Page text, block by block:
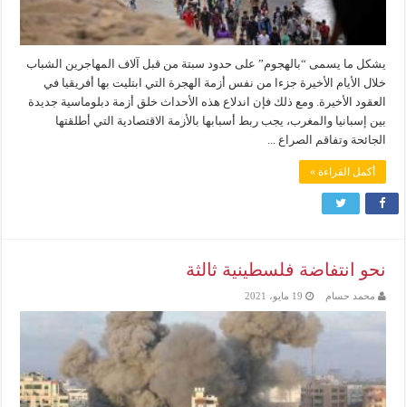
يشكل ما يسمى “بالهجوم” على حدود سبتة من قبل آلاف المهاجرين الشباب
خلال الأيام الأخيرة جزءا من نفس أزمة الهجرة التي ابتليت بها أفريقيا في
العقود الأخيرة. ومع ذلك فإن اندلاع هذه الأحداث خلق أزمة دبلوماسية جديدة
بين إسبانيا والمغرب، يجب ربط أسبابها بالأزمة الاقتصادية التي أطلقتها
الجائحة وتفاقم الصراع ...
أكمل القراءة »
نحو انتفاضة فلسطينية ثالثة
محمد حسام 19 مايو، 2021